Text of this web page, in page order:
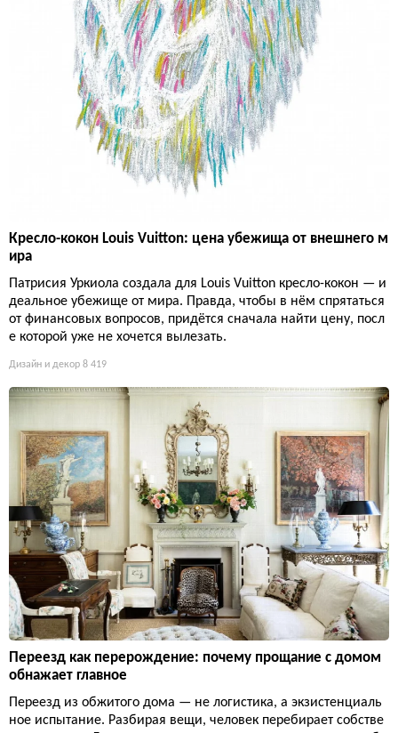
Кресло-кокон Louis Vuitton: цена убежища от внешнего м
ира
Патрисия Уркиола создала для Louis Vuitton кресло-кокон — и
деальное убежище от мира. Правда, чтобы в нём спрятаться
от финансовых вопросов, придётся сначала найти цену, посл
е которой уже не хочется вылезать.
Дизайн и декор 8 419
Переезд как перерождение: почему прощание с домом
обнажает главное
Переезд из обжитого дома — не логистика, а экзистенциаль
ное испытание. Разбирая вещи, человек перебирает собстве